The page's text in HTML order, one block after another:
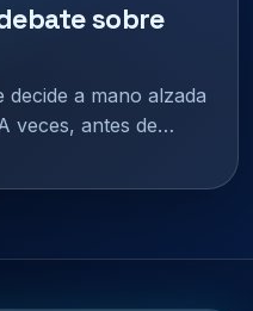
sobre
a mano alzada
veces, antes de…